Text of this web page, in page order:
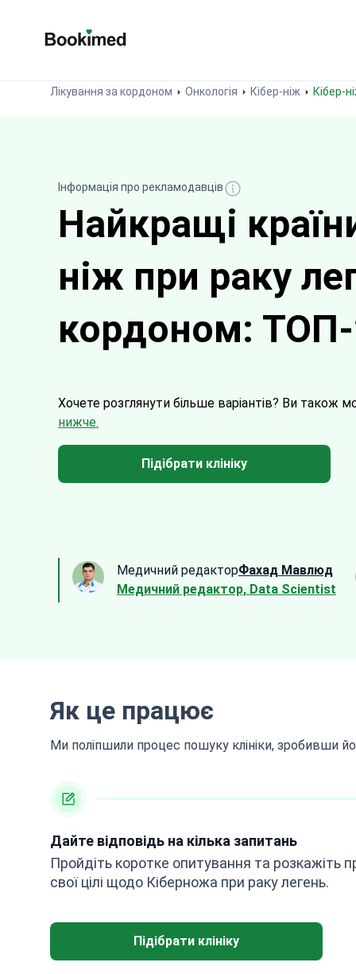
Лікування за кордоном Онкологія Кібер-ніж Кібер-
Інформація про рекламодавців
Найкращі
ніж при раку
кордоном: ТОП-
Хочете розглянути більше варіантів? Ви також
нижче.
Підібрати клініку
Медичний редакторФахад Мавлюд
Медичний редактор, Data Scientist
Як це працює
Ми поліпшили процес пошуку клініки, зробивши
Дайте відповідь на кілька запитань
Пройдіть коротке опитування та розкажіть
свої цілі щодо Кіберножа при раку легень.
Підібрати клініку